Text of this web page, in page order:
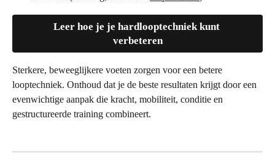
Leer hoe je je hardlooptechniek kunt
verbeteren
Sterkere, beweeglijkere voeten zorgen voor een betere
looptechniek. Onthoud dat je de beste resultaten krijgt door een
evenwichtige aanpak die kracht, mobiliteit, conditie en
gestructureerde training combineert.